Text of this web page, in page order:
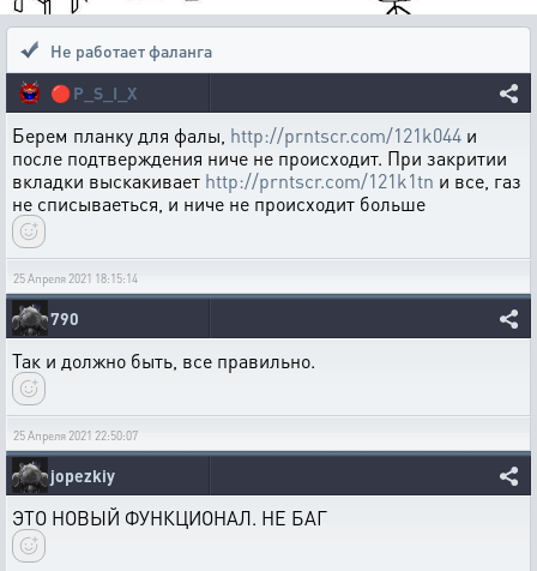
Не работает фаланга
🔴P_S_I_X
Берем планку для фалы, http://prntscr.com/121k044 и
после подтверждения ниче не происходит. При закритии
вкладки выскакивает http://prntscr.com/121k1tn и все, газ
не списываеться, и ниче не происходит больше
25 Апреля 2021 18:15:14
790
Так и должно быть, все правильно.
25 Апреля 2021 22:50:07
jopezkiy
ЭТО НОВЫЙ ФУНКЦИОНАЛ. НЕ БАГ